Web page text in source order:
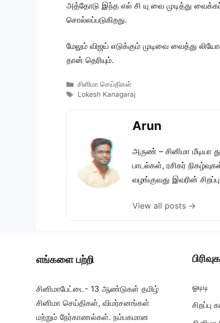
அத்தோடு இந்த எல் சி யு வை முடித்து
சொல்லப்படுகிறது.
மேலும் விஜய் எடுக்கும் முடிவை வைத்து
தான் தெரியும்.
Categories
சினிமா செய்திகள்
Tags
Lokesh Kanagaraj
Arun
அருண் – சினிமா மீடியா
பாடல்கள், ரசிகர்
வழங்குவது இவரின்
View all posts →
எங்களை பற்றி
சினிமாபேட்டை- 13 ஆண்டுகள் தமிழ்
சினிமா செய்திகள், விமர்சனங்கள்
மற்றும் நேர்காணல்கள். நம்பகமான
ஓடிடி
சிறப்பு